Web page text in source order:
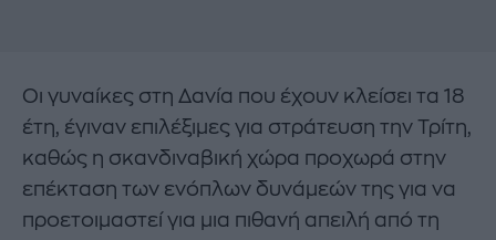
Οι γυναίκες στη Δανία που έχουν κλείσει τα 18
έτη, έγιναν επιλέξιμες για στράτευση την Τρίτη,
καθώς η σκανδιναβική χώρα προχωρά στην
επέκταση των ενόπλων δυνάμεών της για να
προετοιμαστεί για μια πιθανή απειλή από τη